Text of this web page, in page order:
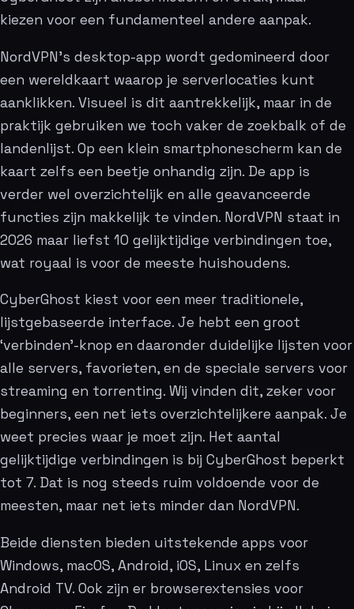
kiezen voor een fundamenteel andere aanpak.
NordVPN’s desktop-app wordt gedomineerd door
een wereldkaart waarop je serverlocaties kunt
aanklikken. Visueel is dit aantrekkelijk, maar in de
praktijk gebruiken we toch vaker de zoekbalk of de
landenlijst. Op een klein smartphonescherm kan de
kaart zelfs een beetje onhandig zijn. De app is
verder wel overzichtelijk en alle geavanceerde
functies zijn makkelijk te vinden. NordVPN staat in
2026 maar liefst 10 gelijktijdige verbindingen toe,
wat royaal is voor de meeste huishoudens.
CyberGhost kiest voor een meer traditionele,
lijstgebaseerde interface. Je hebt een groot
‘verbinden’-knop en daaronder duidelijke lijsten voor
alle servers, favorieten, en de speciale servers voor
streaming en torrenting. Wij vinden dit, zeker voor
beginners, een net iets overzichtelijkere aanpak. Je
weet precies waar je moet zijn. Het aantal
gelijktijdige verbindingen is bij CyberGhost beperkt
tot 7. Dat is nog steeds ruim voldoende voor de
meesten, maar net iets minder dan NordVPN.
Beide diensten bieden uitstekende apps voor
Windows, macOS, Android, iOS, Linux en zelfs
Android TV. Ook zijn er browserextensies voor